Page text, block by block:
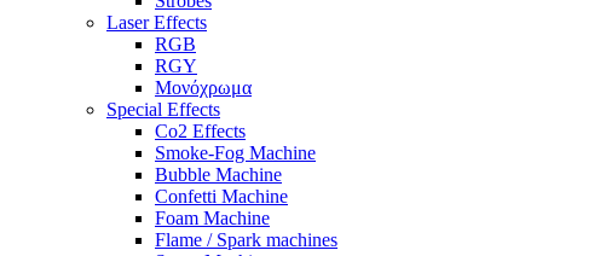
Laser Effects
RGB
RGY
Μονόχρωμα
Special Effects
Co2 Effects
Smoke-Fog Machine
Bubble Machine
Confetti Machine
Foam Machine
Flame / Spark machines